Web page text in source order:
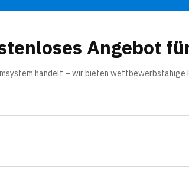
Angebot
handelt – wir bieten